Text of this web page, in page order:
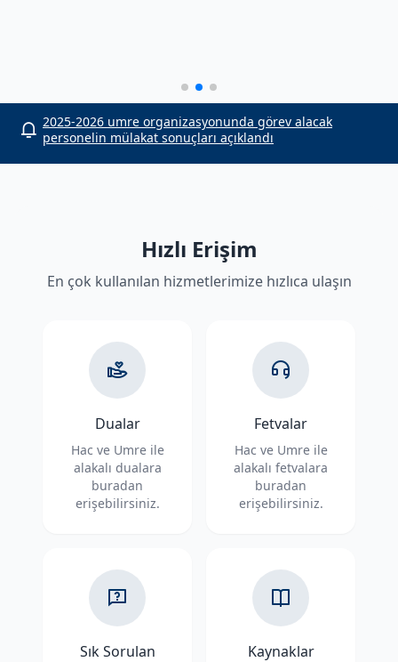
2025-2026 umre organizasyonunda görev alacak
personelin mülakat sonuçları açıklandı
Hızlı Erişim
En çok kullanılan hizmetlerimize hızlıca ulaşın
Dualar
Hac ve Umre ile
alakalı dualara
buradan
erişebilirsiniz.
Fetvalar
Hac ve Umre ile
alakalı fetvalara
buradan
erişebilirsiniz.
Sık Sorulan
Kaynaklar